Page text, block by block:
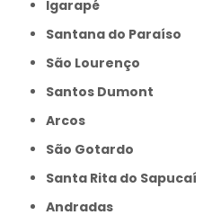
Igarapé
Santana do Paraíso
São Lourenço
Santos Dumont
Arcos
São Gotardo
Santa Rita do Sapucaí
Andradas